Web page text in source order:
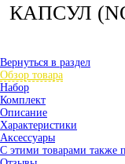
КАПСУЛ
Вернуться в раздел
Обзор товара
Набор
Комплект
Описание
Характеристики
Аксессуары
С этими товарами также